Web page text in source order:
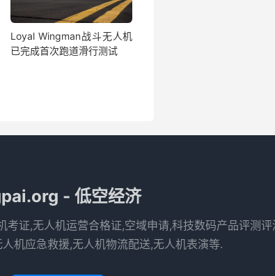
Loyal Wingman战斗无人机
已完成首次跑道滑行测试
- 低空经济
证,无人机运营合格证,空域申请,科技数码产品评测
机应急救援,无人机物流配送,无人机表演等.